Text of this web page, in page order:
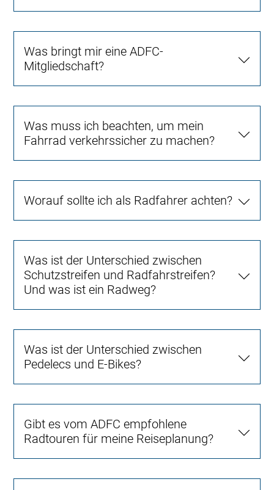
Was bringt mir eine ADFC-
Mitgliedschaft?
Was muss ich beachten, um mein
Fahrrad verkehrssicher zu machen?
Worauf sollte ich als Radfahrer achten?
Was ist der Unterschied zwischen
Schutzstreifen und Radfahrstreifen?
Und was ist ein Radweg?
Was ist der Unterschied zwischen
Pedelecs und E-Bikes?
Gibt es vom ADFC empfohlene
Radtouren für meine Reiseplanung?